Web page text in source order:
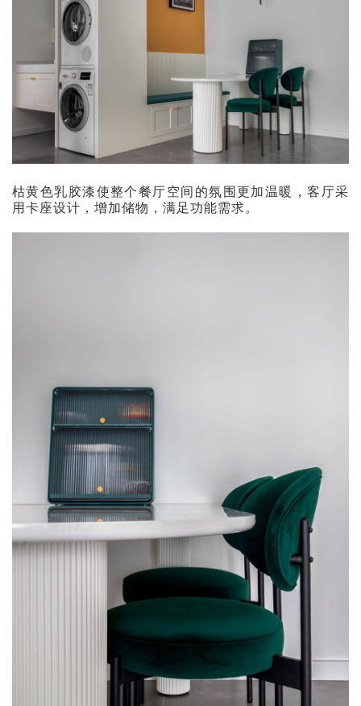
枯黄色乳胶漆使整个餐厅空间的氛围更加温暖，客厅采
用卡座设计，增加储物，满足功能需求。